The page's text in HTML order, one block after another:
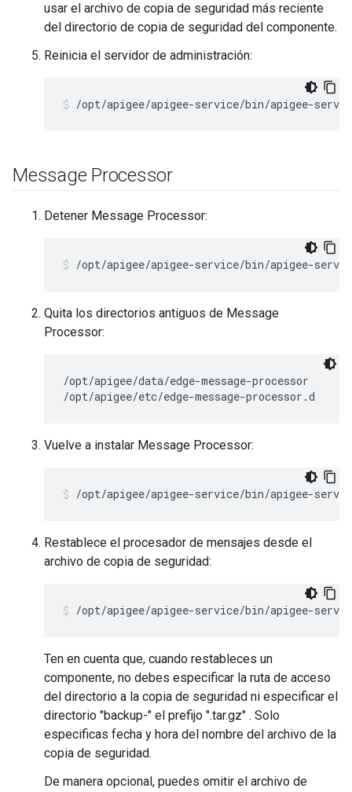
usar el archivo de copia de seguridad más reciente
del directorio de copia de seguridad del componente.
Reinicia el servidor de administración:
/opt/apigee/apigee-service/bin/apigee-
Message Processor
Detener Message Processor:
/opt/apigee/apigee-service/bin/apigee-
Quita los directorios antiguos de Message
Processor:
/opt/apigee/data/edge-message-processor
/opt/apigee/etc/edge-message-processor.d
Vuelve a instalar Message Processor:
/opt/apigee/apigee-service/bin/apigee-
Restablece el procesador de mensajes desde el
archivo de copia de seguridad:
/opt/apigee/apigee-service/bin/apigee-
Ten en cuenta que, cuando restableces un
componente, no debes especificar la ruta de acceso
del directorio a la copia de seguridad ni especificar el
directorio "backup-" el prefijo ".tar.gz" . Solo
especificas fecha y hora del nombre del archivo de la
copia de seguridad.
De manera opcional, puedes omitir el archivo de